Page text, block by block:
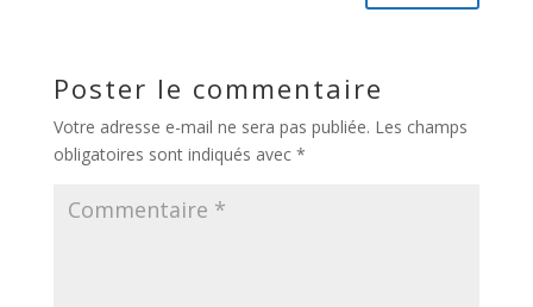
Poster le commentaire
Votre adresse e-mail ne sera pas publiée. Les champs
obligatoires sont indiqués avec *